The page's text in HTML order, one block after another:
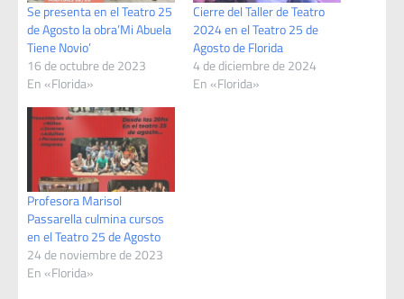
Se presenta en el Teatro 25
de Agosto la obra’Mi Abuela
Tiene Novio’
16 de octubre de 2023
En «Florida»
Cierre del Taller de Teatro
2024 en el Teatro 25 de
Agosto de Florida
4 de diciembre de 2024
En «Florida»
Profesora Marisol
Passarella culmina cursos
en el Teatro 25 de Agosto
24 de noviembre de 2023
En «Florida»